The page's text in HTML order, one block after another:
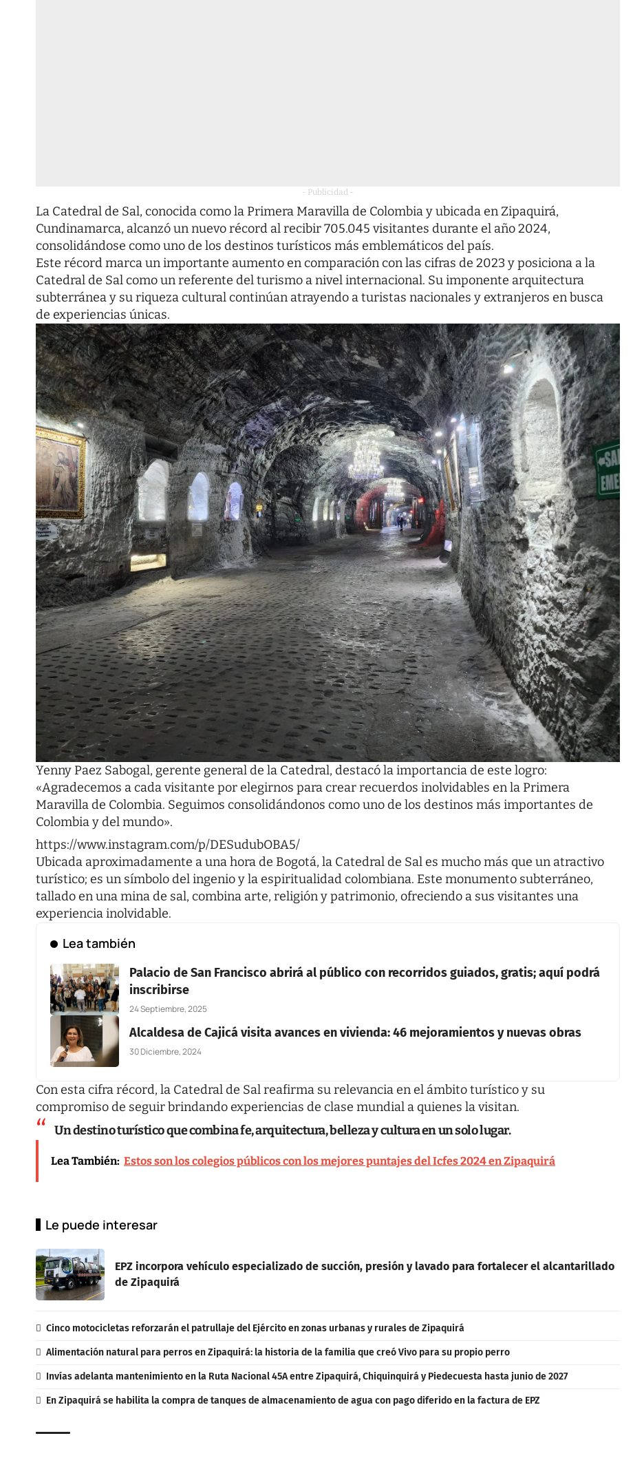
- Publicidad -
La Catedral de Sal, conocida como la Primera Maravilla de Colombia y ubicada en Zipaquirá,
Cundinamarca, alcanzó un nuevo récord al recibir 705.045 visitantes durante el año 2024,
consolidándose como uno de los destinos turísticos más emblemáticos del país.
Este récord marca un importante aumento en comparación con las cifras de 2023 y posiciona a la
Catedral de Sal como un referente del turismo a nivel internacional. Su imponente arquitectura
subterránea y su riqueza cultural continúan atrayendo a turistas nacionales y extranjeros en busca
de experiencias únicas.
Yenny Paez Sabogal, gerente general de la Catedral, destacó la importancia de este logro:
«Agradecemos a cada visitante por elegirnos para crear recuerdos inolvidables en la Primera
Maravilla de Colombia. Seguimos consolidándonos como uno de los destinos más importantes de
Colombia y del mundo».
https://www.instagram.com/p/DESudubOBA5/
Ubicada aproximadamente a una hora de Bogotá, la Catedral de Sal es mucho más que un atractivo
turístico; es un símbolo del ingenio y la espiritualidad colombiana. Este monumento subterráneo,
tallado en una mina de sal, combina arte, religión y patrimonio, ofreciendo a sus visitantes una
experiencia inolvidable.
Lea también
Palacio de San Francisco abrirá al público con recorridos guiados, gratis; aquí podrá
inscribirse
24 Septiembre, 2025
Alcaldesa de Cajicá visita avances en vivienda: 46 mejoramientos y nuevas obras
30 Diciembre, 2024
Con esta cifra récord, la Catedral de Sal reafirma su relevancia en el ámbito turístico y su
compromiso de seguir brindando experiencias de clase mundial a quienes la visitan.
Un destino turístico que combina fe, arquitectura, belleza y cultura en un solo lugar.
Lea También: Estos son los colegios públicos con los mejores puntajes del Icfes 2024 en Zipaquirá
Le puede interesar
EPZ incorpora vehículo especializado de succión, presión y lavado para fortalecer el alcantarillado
de Zipaquirá
Cinco motocicletas reforzarán el patrullaje del Ejército en zonas urbanas y rurales de Zipaquirá
Alimentación natural para perros en Zipaquirá: la historia de la familia que creó Vivo para su propio perro
Invías adelanta mantenimiento en la Ruta Nacional 45A entre Zipaquirá, Chiquinquirá y Piedecuesta hasta junio de 2027
En Zipaquirá se habilita la compra de tanques de almacenamiento de agua con pago diferido en la factura de EPZ